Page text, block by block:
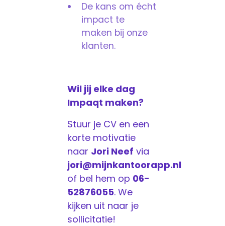
De kans om écht
impact te
maken bij onze
klanten.
Wil jij elke dag
Impaqt maken?
Stuur je CV en een
korte motivatie
naar Jori Neef via
jori@mijnkantoorapp.nl
of bel hem op 06-
52876055. We
kijken uit naar je
sollicitatie!